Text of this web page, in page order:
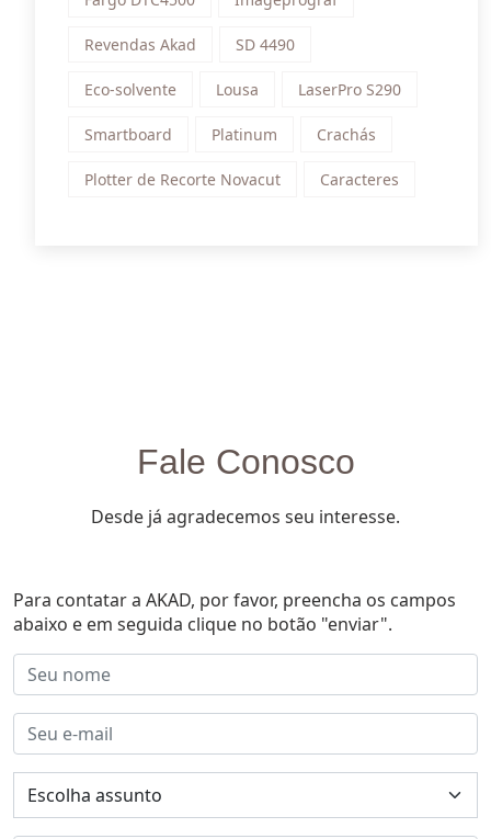
Revendas Akad SD 4490
Eco-solvente Lousa LaserPro S290
Smartboard Platinum Crachás
Plotter de Recorte Novacut Caracteres
Fale Conosco
Desde já agradecemos seu interesse.
Para contatar a AKAD, por favor, preencha os campos
abaixo e em seguida clique no botão "enviar".